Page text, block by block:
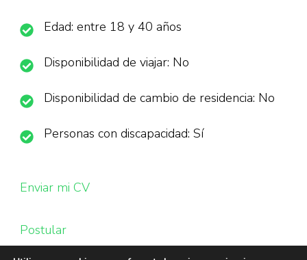
Edad: entre 18 y 40 años
Disponibilidad de viajar: No
Disponibilidad de cambio de residencia: No
Personas con discapacidad: Sí
Enviar mi CV
Postular